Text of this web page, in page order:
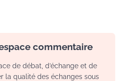
commentaire
de débat, d’échange et de
la qualité des échanges sous